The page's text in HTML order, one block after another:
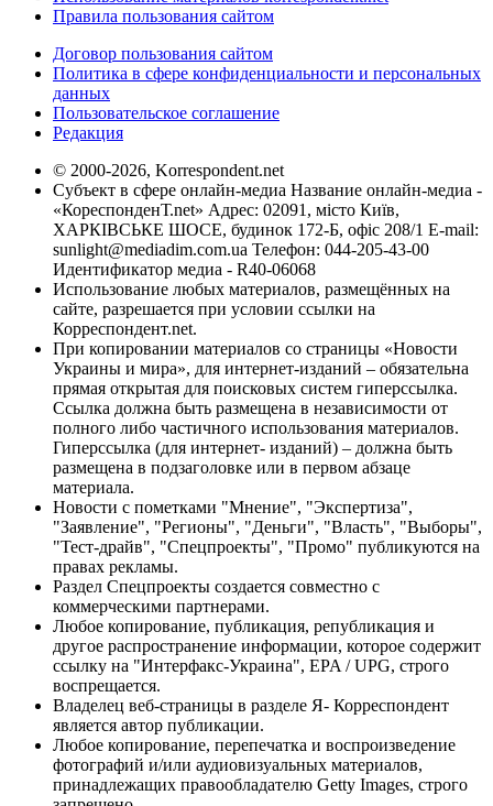
Правила пользования сайтом
Договор пользования сайтом
Политика в сфере конфиденциальности и персональных
данных
Пользовательское соглашение
Редакция
© 2000-2026, Korrespondent.net
Субъект в сфере онлайн-медиа Название онлайн-медиа -
«КореспонденТ.net» Адрес: 02091, місто Київ,
ХАРКІВСЬКЕ ШОСЕ, будинок 172-Б, офіс 208/1 E-mail:
sunlight@mediadim.com.ua Телефон: 044-205-43-00
Идентификатор медиа - R40-06068
Использование любых материалов, размещённых на
сайте, разрешается при условии ссылки на
Корреспондент.net.
При копировании материалов со страницы «Новости
Украины и мира», для интернет-изданий – обязательна
прямая открытая для поисковых систем гиперссылка.
Ссылка должна быть размещена в независимости от
полного либо частичного использования материалов.
Гиперссылка (для интернет- изданий) – должна быть
размещена в подзаголовке или в первом абзаце
материала.
Новости с пометками "Мнение", "Экспертиза",
"Заявление", "Регионы", "Деньги", "Власть", "Выборы",
"Тест-драйв", "Спецпроекты", "Промо" публикуются на
правах рекламы.
Раздел Спецпроекты создается совместно с
коммерческими партнерами.
Любое копирование, публикация, републикация и
другое распространение информации, которое содержит
ссылку на "Интерфакс-Украина", EPA / UPG, строго
воспрещается.
Владелец веб-страницы в разделе Я- Корреспондент
является автор публикации.
Любое копирование, перепечатка и воспроизведение
фотографий и/или аудиовизуальных материалов,
принадлежащих правообладателю Getty Images, строго